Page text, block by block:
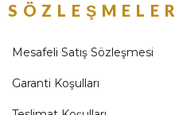
SÖZLEŞMELER
Mesafeli Satış Sözleşmesi
Garanti Koşulları